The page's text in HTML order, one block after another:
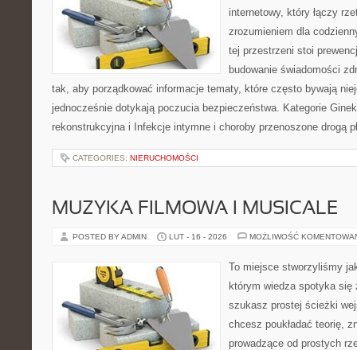
internetowy, który łączy
zrozumieniem dla
tej przestrzeni stoi
budowanie świadomości
tak, aby porządkować informacje tematy, które często bywają
jednocześnie dotykają poczucia bezpieczeństwa. Kategorie
rekonstrukcyjna i Infekcje intymne i choroby przenoszone drogą
CATEGORIES: NIERUCHOMOŚCI
MUZYKA FILMOWA I MUSICALE
POSTED BY ADMIN LUT - 16 - 2026 MOŻLIWOŚĆ
To miejsce stworzyliśmy
którym wiedza spotyka
szukasz prostej ścieżki
chcesz poukładać teorię,
prowadzące od prostych